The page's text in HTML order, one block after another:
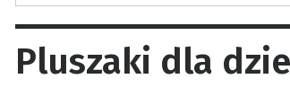
Pluszaki dla